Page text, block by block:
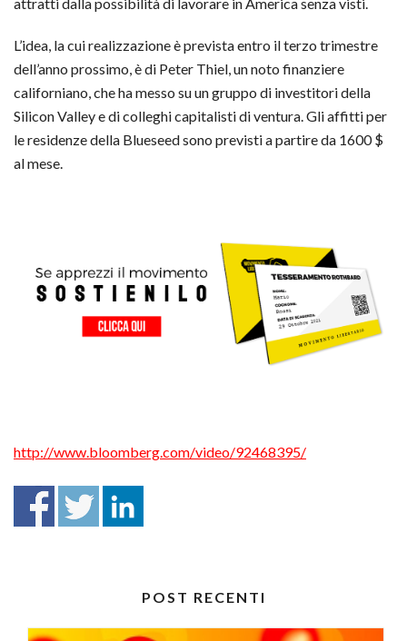
L’idea, la cui realizzazione è prevista entro il terzo trimestre
dell’anno prossimo, è di Peter Thiel, un noto finanziere
californiano, che ha messo su un gruppo di investitori della
Silicon Valley e di colleghi capitalisti di ventura. Gli affitti per
le residenze della Blueseed sono previsti a partire da 1600 $
al mese.
http://www.bloomberg.com/video/92468395/
POST RECENTI